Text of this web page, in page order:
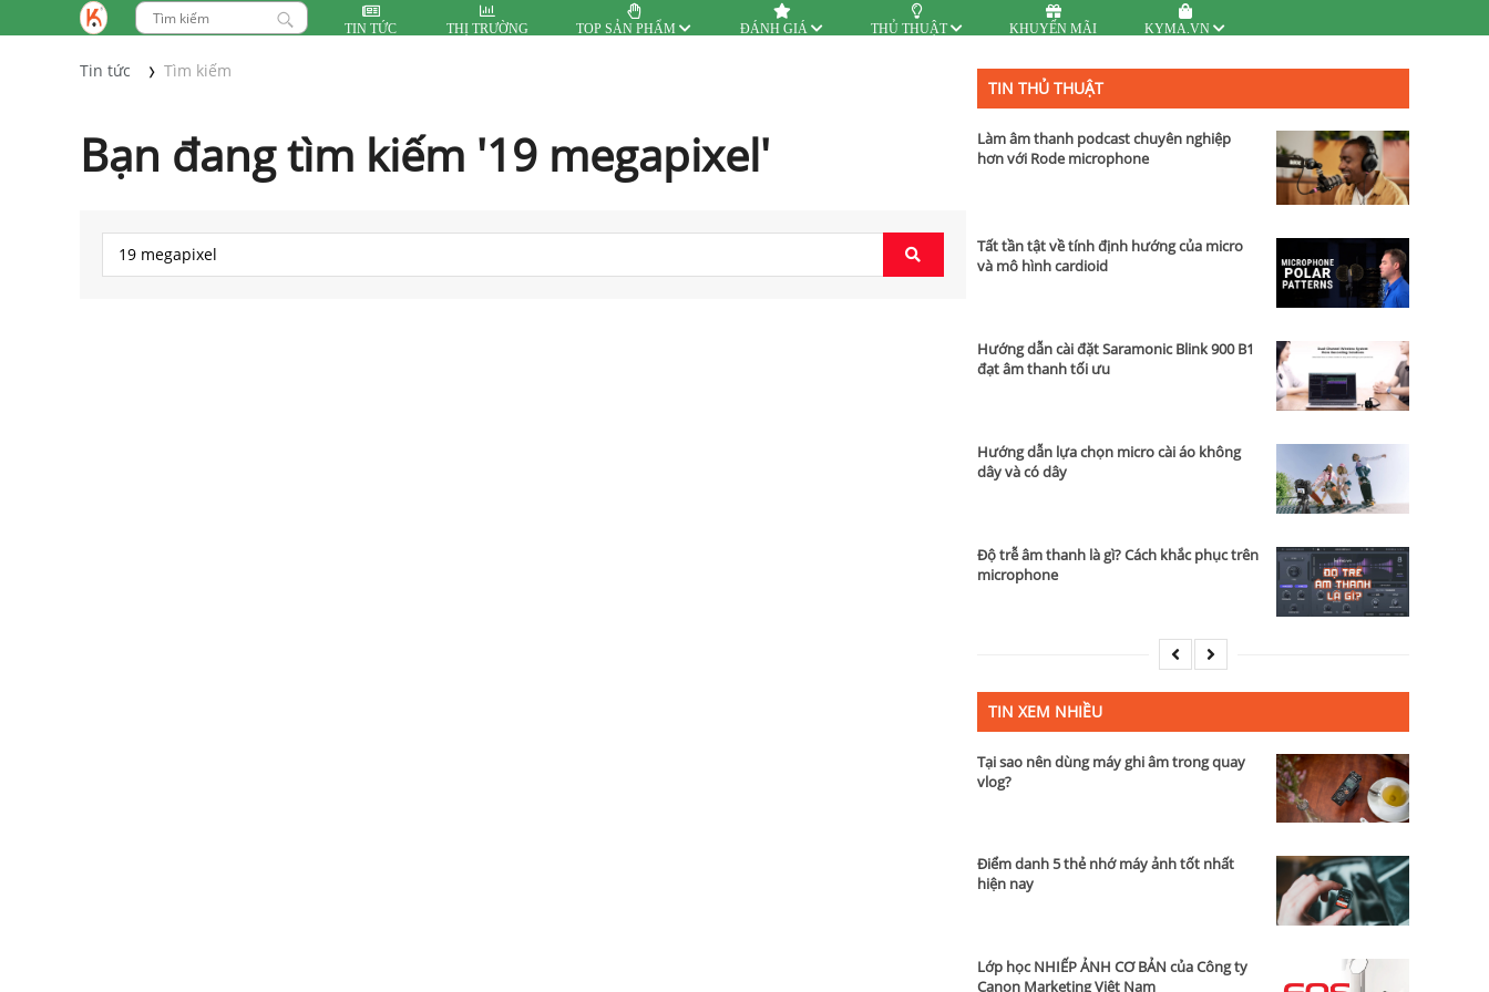
TIN TỨC THỊ TRƯỜNG TOP SẢN PHẨM ĐÁNH GIÁ THỦ THUẬT KHUYẾN MÃI KYMA.VN
Tin tức Tìm kiếm
Bạn đang tìm kiếm '19 megapixel'
TIN THỦ THUẬT
Làm âm thanh podcast chuyên nghiệp
hơn với Rode microphone
Tất tần tật về tính định hướng của micro
và mô hình cardioid
Hướng dẫn cài đặt Saramonic Blink 900 B1
đạt âm thanh tối ưu
Hướng dẫn lựa chọn micro cài áo không
dây và có dây
Độ trễ âm thanh là gì? Cách khắc phục trên
microphone
TIN XEM NHIỀU
Tại sao nên dùng máy ghi âm trong quay
vlog?
Điểm danh 5 thẻ nhớ máy ảnh tốt nhất
hiện nay
Lớp học NHIẾP ẢNH CƠ BẢN của Công ty
Canon Marketing Việt Nam